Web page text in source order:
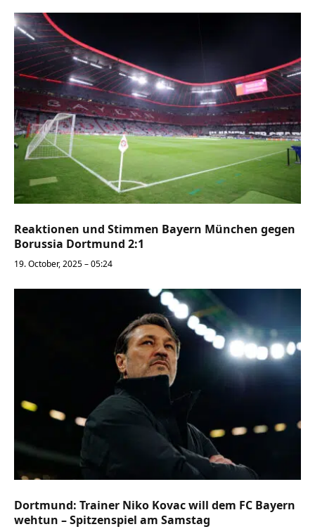
Reaktionen und Stimmen Bayern München gegen
Borussia Dortmund 2:1
19. October, 2025 – 05:24
Dortmund: Trainer Niko Kovac will dem FC Bayern
wehtun – Spitzenspiel am Samstag